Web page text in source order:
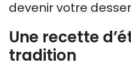
devenir votre
Une recette
tradition